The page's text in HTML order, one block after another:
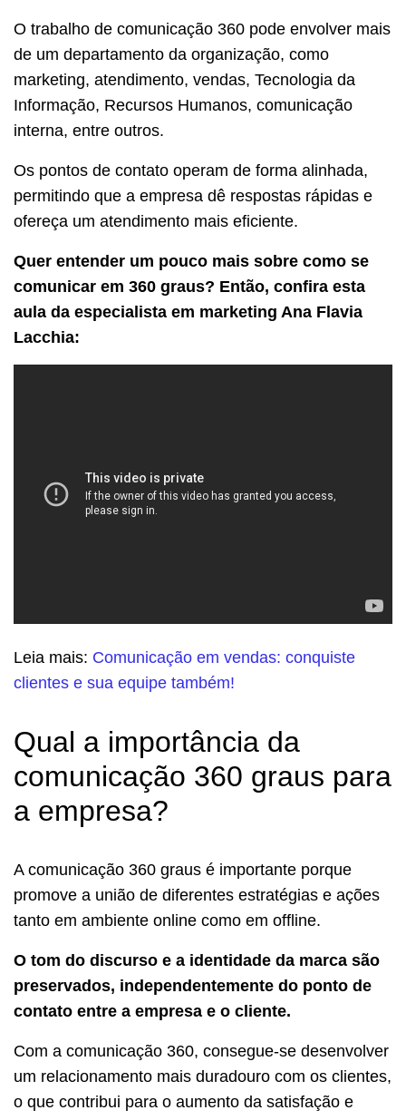
O trabalho de comunicação 360 pode envolver mais
de um departamento da organização, como
marketing, atendimento, vendas, Tecnologia da
Informação, Recursos Humanos, comunicação
interna, entre outros.
Os pontos de contato operam de forma alinhada,
permitindo que a empresa dê respostas rápidas e
ofereça um atendimento mais eficiente.
Quer entender um pouco mais sobre como se
comunicar em 360 graus? Então, confira esta
aula da especialista em marketing Ana Flavia
Lacchia:
Leia mais: Comunicação em vendas: conquiste
clientes e sua equipe também!
Qual a importância da
comunicação 360 graus para
a empresa?
A comunicação 360 graus é importante porque
promove a união de diferentes estratégias e ações
tanto em ambiente online como em offline.
O tom do discurso e a identidade da marca são
preservados, independentemente do ponto de
contato entre a empresa e o cliente.
Com a comunicação 360, consegue-se desenvolver
um relacionamento mais duradouro com os clientes,
o que contribui para o aumento da satisfação e